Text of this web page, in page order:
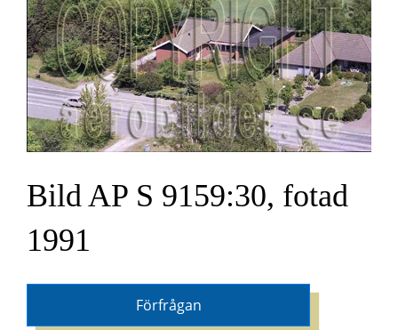
Bild AP S 9159:30, fotad
1991
Förfrågan